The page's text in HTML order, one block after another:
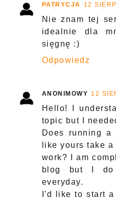
PATRYCJA 12
Nie znam tej
idealnie dla
sięgnę :)
Odpowiedz
ANONIMOWY 12
Hello! I
topic but I
Does running a
like yours take
work? I am
blog but I
everyday.
I'd like to start